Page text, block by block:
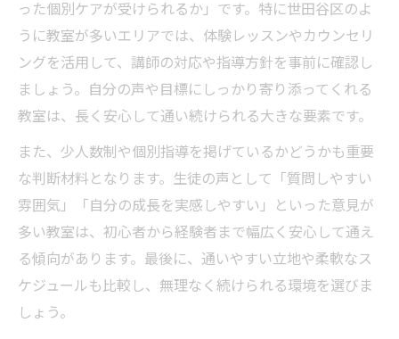
った個別ケアが受けられるか」です。特に世田谷区のよ
うに教室が多いエリアでは、体験レッスンやカウンセリ
ングを活用して、講師の対応や指導方針を事前に確認し
ましょう。自分の声や目標にしっかり寄り添ってくれる
教室は、長く安心して通い続けられる大きな要素です。
また、少人数制や個別指導を掲げているかどうかも重要
な判断材料となります。生徒の声として「質問しやすい
雰囲気」「自分の成長を実感しやすい」といった意見が
多い教室は、初心者から経験者まで幅広く安心して通え
る傾向があります。最後に、通いやすい立地や柔軟なス
ケジュールも比較し、無理なく続けられる環境を選びま
しょう。